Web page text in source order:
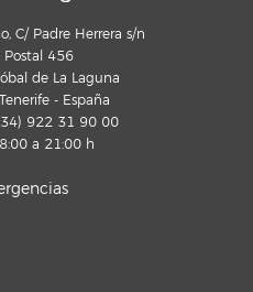
C/ Padre Herrera s/n
456
de La Laguna
- España
922 31 90 00
a 21:00 h